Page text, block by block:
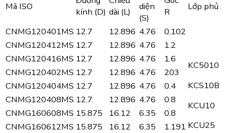
Mã ISO
kính (D) dài (L)
diện
(S)
R
Lớp phủ
CNMG120401MS 12.7 12.896 4.76 0,102
KC5010
KCS10B
KCU10
KCU25
CNMG120412MS 12.7 12.896 4.76
1.2
CNMG120416MS 12.7 12.896 4.76
1.6
CNMG120402MS 12.7 12.896 4.76
203
CNMG120404MS 12.7 12.896 4.76
0.4
CNMG120408MS 12.7 12.896 4.76
0.8
CNMG160608MS 15.875 16.12 6.35
0.8
CNMG160612MS 15.875 16.12 6.35
1.191